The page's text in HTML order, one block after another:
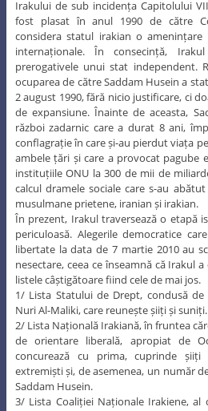
Irakului de sub incidența Capitolului
fost plasat în anul 1990 de către
considera statul irakian o
internaționale. În consecință,
prerogativele unui stat independent.
ocuparea de către Saddam Husein a
2 august 1990, fără nicio justificare, ci
de expansiune. Înainte de aceasta,
război zadarnic care a durat 8 ani,
conflagrație în care și-au pierdut viața
ambele țări și care a provocat pagube
instituțiile ONU la 300 de mii de
calcul dramele sociale care s-au
musulmane prietene, iranian și irakian.
În prezent, Irakul traversează o etapă
periculoasă. Alegerile democratice
libertate la data de 7 martie 2010 au
nesectare, ceea ce înseamnă că Irakul
listele câștigătoare fiind cele de mai jos.
1/ Lista Statului de Drept, condusă
Nuri Al-Maliki, care reunește șiiți și suniți.
2/ Lista Națională Irakiană, în fruntea
de orientare liberală, apropiat de
concurează cu prima, cuprinde
extremiști și, de asemenea, un număr
Saddam Husein.
3/ Lista Coaliției Naționale Irakiene,